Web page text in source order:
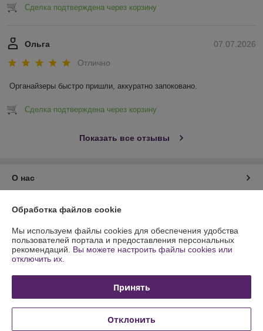
Сделка подтверждена через корзину
07.07.2026
Ольга
Отлично
Органайзеры быстро пришли, аккуратно запоковано.
Сделка подтверждена через корзину
Показать все отзывы
О нас
Контакты
Доставка и оплата
График работы
Политика обработки cookies
Обработка файлов cookie
Мы используем файлы cookies для обеспечения удобства
пользователей портала и предоставления персональных
рекомендаций. Вы можете настроить файлы cookies или
отключить их.
Принять
Отклонить